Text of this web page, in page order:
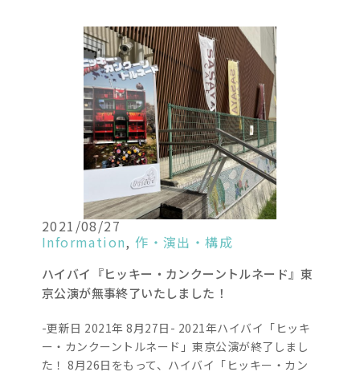
2021/08/27
Information,作・演出・構成
ハイバイ『ヒッキー・カンクーントルネード』東
京公演が無事終了いたしました！
-更新日 2021年 8月27日- 2021年ハイバイ「ヒッキ
ー・カンクーントルネード」東京公演が終了しまし
た！ 8月26日をもって、ハイバイ「ヒッキー・カン